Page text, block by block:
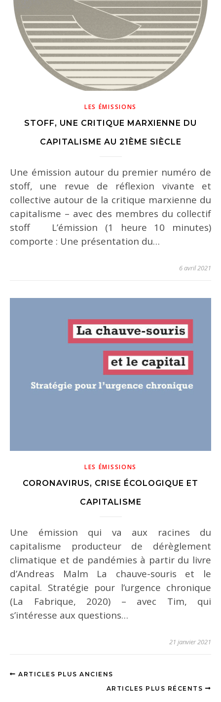
LES ÉMISSIONS
STOFF, UNE CRITIQUE MARXIENNE DU
CAPITALISME AU 21ÈME SIÈCLE
Une émission autour du premier numéro de
stoff, une revue de réflexion vivante et
collective autour de la critique marxienne du
capitalisme – avec des membres du collectif
stoff L’émission (1 heure 10 minutes)
comporte : Une présentation du…
6 avril 2021
LES ÉMISSIONS
CORONAVIRUS, CRISE ÉCOLOGIQUE ET
CAPITALISME
Une émission qui va aux racines du
capitalisme producteur de dérèglement
climatique et de pandémies à partir du livre
d’Andreas Malm La chauve-souris et le
capital. Stratégie pour l’urgence chronique
(La Fabrique, 2020) – avec Tim, qui
s’intéresse aux questions…
21 janvier 2021
ARTICLES PLUS ANCIENS
ARTICLES PLUS RÉCENTS